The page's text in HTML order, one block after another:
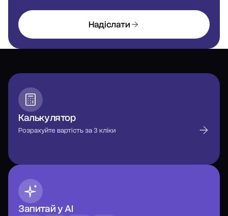
Надіслати
Калькулятор
Розрахуйте вартість за 3 кліки
Запитай у AI